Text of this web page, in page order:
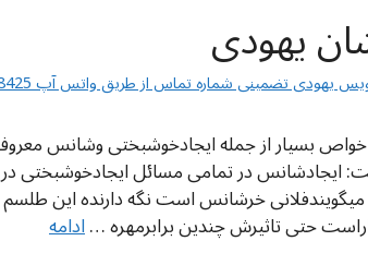
یهودی
یهودی تضمینی شماره تماس از طریق واتس آپ 00442032398425
بسیار از جمله ایجادخوشبختی وشانس
ایجادشانس در تمامی مسائل ایجادخوشبختی
میگویندفلانی خرشانس است نگه دارنده این
حتی تاثیرش چندین برابرمهره …ادامه